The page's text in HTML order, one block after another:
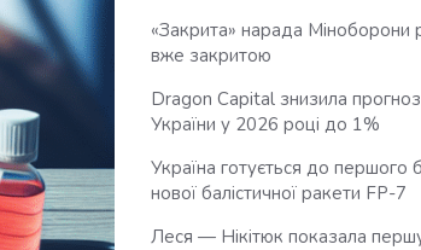
«Закрита» нарада
вже закритою
Dragon Capital знизила
України у 2026 році до 1%
Україна готується до першого
нової балістичної ракети FP-7
Леся — Нікітюк показала